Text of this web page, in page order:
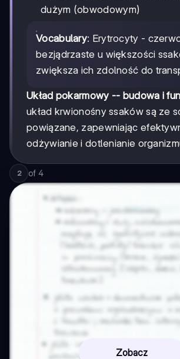
dużym (obwodowym)
Vocabulary: Erytrocyty -
bezjądrzaste u większości
zwiększa ich zdolność do
Układ pokarmowy -- budowa i
układ krwionośny ssaków są ze
powiązane, zapewniając
odżywianie i dotlenianie
2 of 4
Zobacz